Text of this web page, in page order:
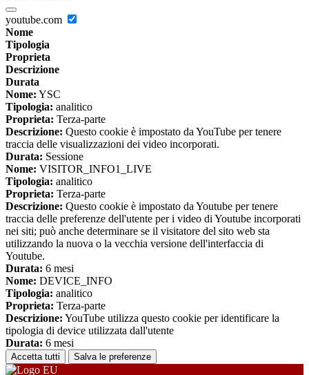
youtube.com
Nome
Tipologia
Proprieta
Descrizione
Durata
Nome: YSC
Tipologia: analitico
Proprieta: Terza-parte
Descrizione: Questo cookie è impostato da YouTube per tenere
traccia delle visualizzazioni dei video incorporati.
Durata: Sessione
Nome: VISITOR_INFO1_LIVE
Tipologia: analitico
Proprieta: Terza-parte
Descrizione: Questo cookie è impostato da Youtube per tenere
traccia delle preferenze dell'utente per i video di Youtube incorporati
nei siti; può anche determinare se il visitatore del sito web sta
utilizzando la nuova o la vecchia versione dell'interfaccia di
Youtube.
Durata: 6 mesi
Nome: DEVICE_INFO
Tipologia: analitico
Proprieta: Terza-parte
Descrizione: YouTube utilizza questo cookie per identificare la
tipologia di device utilizzata dall'utente
Durata: 6 mesi
Accetta tutti Salva le preferenze